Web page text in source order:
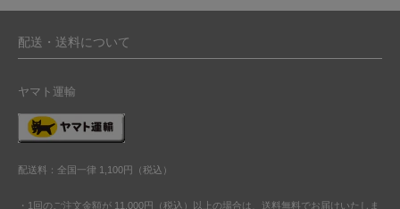
配送・送料について
ヤマト運輸
配送料：全国一律 1,100円（税込）
・1回のご注文金額が 11,000円（税込）以上の場合は、送料無料でお届けいたしま